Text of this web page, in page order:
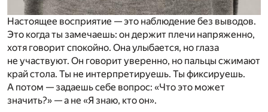
Настоящее восприятие — это наблюдение без выводов.
Это когда ты замечаешь: он держит плечи напряженно,
хотя говорит спокойно. Она улыбается, но глаза
не участвуют. Он говорит уверенно, но пальцы сжимают
край стола. Ты не интерпретируешь. Ты фиксируешь.
А потом — задаешь себе вопрос: «Что это может
значить?» — а не «Я знаю, кто он».